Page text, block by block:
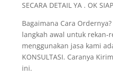
SECARA DETAIL YA . OK
Bagaimana Cara Ordernya?
langkah awal untuk rekan-
menggunakan jasa kami
KONSULTASI. Caranya
ini.